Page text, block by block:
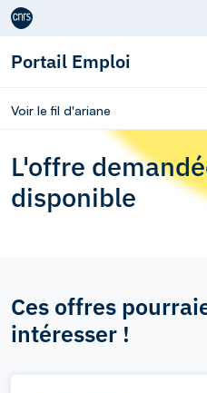
Aller au contenu
Portail Emploi
Voir le fil d'ariane
L'offre
disponible
Ces offres
intéresser !